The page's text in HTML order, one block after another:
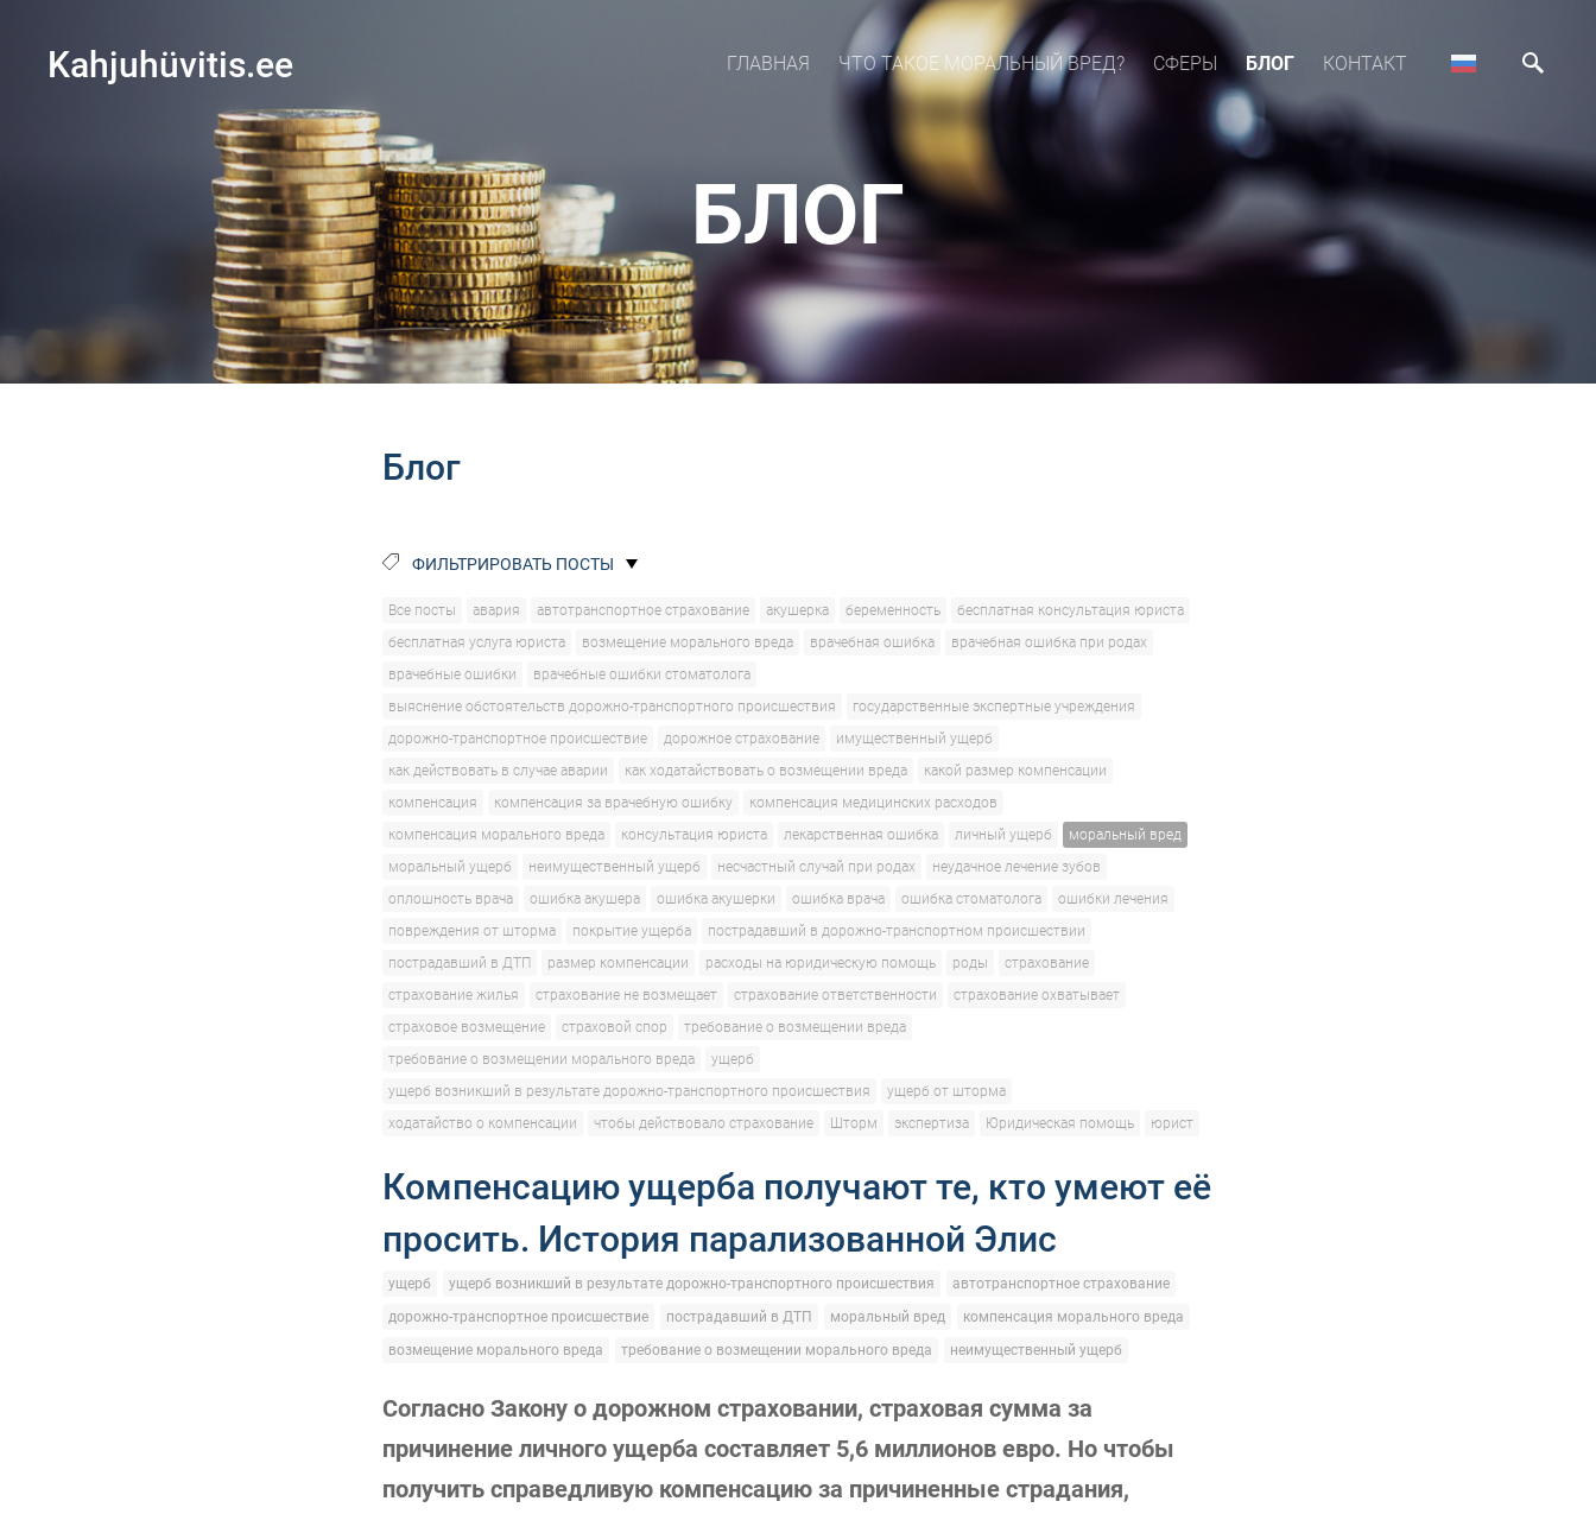
Kahjuhüvitis.ee ГЛАВНАЯ ЧТО ТАКОЕ МОРАЛЬНЫЙ ВРЕД? СФЕРЫ БЛОГ КОНТАКТ
БЛОГ
Блог
ФИЛЬТРИРОВАТЬ ПОСТЫ
Все посты авария автотранспортное страхование акушерка беременность
бесплатная консультация юриста
бесплатная услуга юриста
возмещение морального вреда врачебная ошибка
врачебная ошибка при родах
врачебные ошибки
врачебные ошибки стоматолога
выяснение обстоятельств дорожно-транспортного происшествия
государственные экспертные учреждения
дорожно-транспортное происшествие
дорожное страхование
имущественный ущерб
как действовать в случае аварии
как ходатайствовать о возмещении вреда
какой размер компенсации
компенсация
компенсация за врачебную ошибку
компенсация медицинских расходов
компенсация морального вреда
консультация юриста лекарственная ошибка личный ущерб
моральный вред
моральный ущерб
неимущественный ущерб несчастный случай при родах
неудачное лечение зубов
оплошность врача
ошибка акушера ошибка акушерки ошибка врача ошибка стоматолога
ошибки лечения
повреждения от шторма
покрытие ущерба
пострадавший в дорожно-транспортном происшествии
пострадавший в ДТП
размер компенсации расходы на юридическую помощь роды
страхование
страхование жилья
страхование не возмещает страхование ответственности
страхование охватывает
страховое возмещение
страховой спор
требование о возмещении вреда
требование о возмещении морального вреда
ущерб
ущерб возникший в результате дорожно-транспортного происшествия
ущерб от шторма
ходатайство о компенсации
чтобы действовало страхование Шторм экспертиза Юридическая помощь юрист
Компенсацию ущерба получают те, кто умеют её
просить. История парализованной Элис
ущерб ущерб возникший в результате дорожно-транспортного происшествия
автотранспортное страхование
дорожно-транспортное происшествие
пострадавший в ДТП моральный вред
компенсация морального вреда
возмещение морального вреда
требование о возмещении морального вреда неимущественный ущерб
Согласно Закону о дорожном страховании, страховая сумма за
причинение личного ущерба составляет 5,6 миллионов евро. Но чтобы
получить справедливую компенсацию за причиненные страдания,